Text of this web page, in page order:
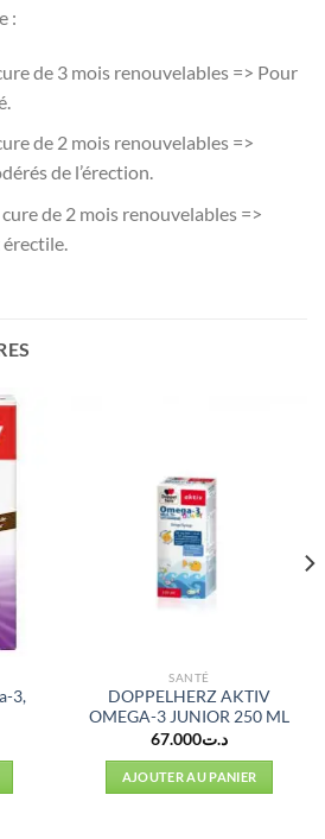
:
de 3 mois renouvelables => Pour
de 2 mois renouvelables =>
de l’érection.
de 2 mois renouvelables =>
3,
SANTÉ
DOPPELHERZ AKTIV
OMEGA-3 JUNIOR 250 ML
د.ت67.000
AJOUTER AU PANIER